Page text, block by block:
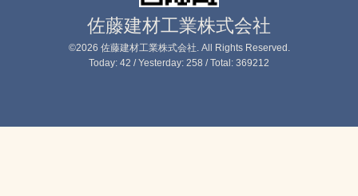
佐藤建材工業株式会社
©2026 佐藤建材工業株式会社 . All Rights Reserved.
Today: 42 / Yesterday: 258 / Total: 369212